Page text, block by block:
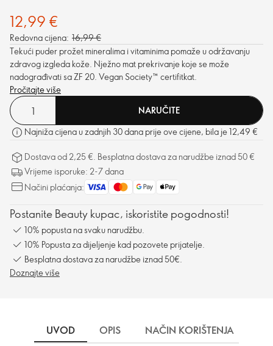
12,99 €
Redovna cijena: 16,99 €
Tekući puder prožet mineralima i vitaminima pomaže u održavanju
zdravog izgleda kože. Nježno mat prekrivanje koje se može
nadograđivati sa ZF 20. Vegan Society™ certifitkat.
Pročitajte više
NARUČITE
Najniža cijena u zadnjih 30 dana prije ove cijene, bila je 12,49 €
Dostava od 2,25 €. Besplatna dostava za narudžbe iznad 50 €
Vrijeme isporuke: 2-7 dana
Načini plaćanja:
Postanite Beauty kupac, iskoristite pogodnosti!
10% popusta na svaku narudžbu.
10% Popusta za dijeljenje kad pozovete prijatelje.
Besplatna dostava za narudžbe iznad 50€.
Doznajte više
UVOD OPIS NAČIN KORIŠTENJA